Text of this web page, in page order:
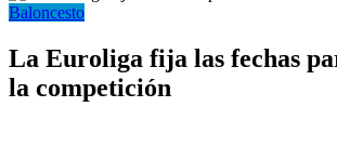
Baloncesto
La Euroliga fija las fechas
la competición